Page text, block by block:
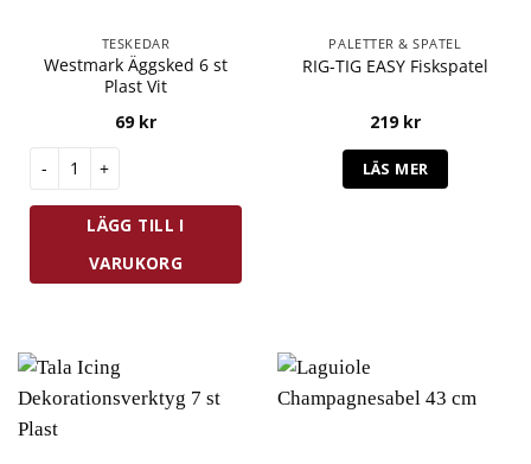
TESKEDAR
Westmark Äggsked 6 st
Plast Vit
69 kr
Westmark Äggsked 6 st Plast Vit mängd
LÄGG TILL I
VARUKORG
PALETTER & SPATEL
RIG-TIG EASY Fiskspatel
219 kr
LÄS MER